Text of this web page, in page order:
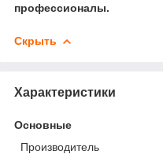
профессионалы.
Скрыть
Характеристики
Основные
Производитель